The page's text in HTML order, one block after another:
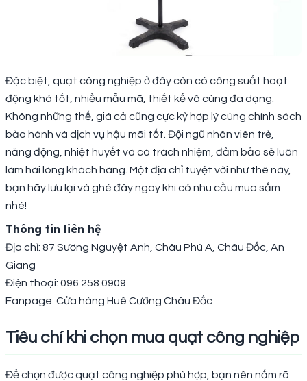
Đặc biệt, quạt công nghiệp ở đây còn có công suất hoạt
động khá tốt, nhiều mẫu mã, thiết kế vô cùng đa dạng.
Không những thế, giá cả cũng cực kỳ hợp lý cùng chính sách
bảo hành và dịch vụ hậu mãi tốt. Đội ngũ nhân viên trẻ,
năng động, nhiệt huyết và có trách nhiệm, đảm bảo sẽ luôn
làm hài lòng khách hàng. Một địa chỉ tuyệt vời như thê này,
bạn hãy lưu lại và ghé đây ngay khi có nhu cầu mua sắm
nhé!
Thông tin liên hệ
Địa chỉ: 87 Sương Nguyệt Anh, Châu Phú A, Châu Đốc, An
Giang
Điện thoại: 096 258 0909
Fanpage: Cửa hàng Huê Cường Châu Đốc
Tiêu chí khi chọn mua quạt công nghiệp
Để chọn được quạt công nghiệp phù hợp, bạn nên nắm rõ